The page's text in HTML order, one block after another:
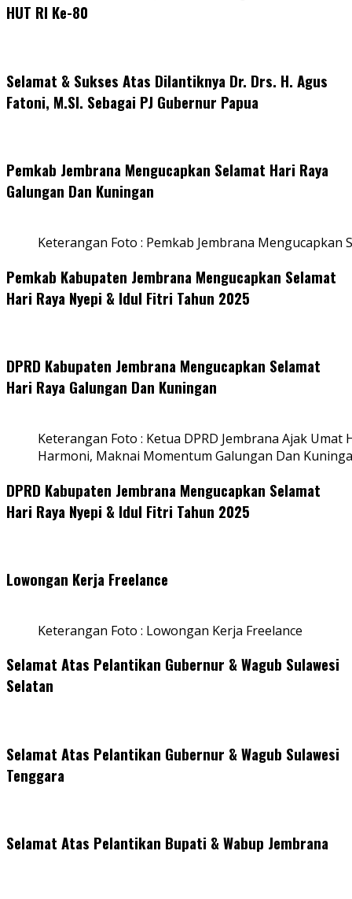
HUT RI Ke-80
Selamat & Sukses Atas Dilantiknya Dr. Drs. H. Agus
Fatoni, M.SI. Sebagai PJ Gubernur Papua
Pemkab Jembrana Mengucapkan Selamat Hari Raya
Galungan Dan Kuningan
Keterangan Foto : Pemkab Jembrana Mengucapkan
Pemkab Kabupaten Jembrana Mengucapkan Selamat
Hari Raya Nyepi & Idul Fitri Tahun 2025
DPRD Kabupaten Jembrana Mengucapkan Selamat
Hari Raya Galungan Dan Kuningan
Keterangan Foto : Ketua DPRD Jembrana Ajak
Harmoni, Maknai Momentum Galungan Dan
DPRD Kabupaten Jembrana Mengucapkan Selamat
Hari Raya Nyepi & Idul Fitri Tahun 2025
Lowongan Kerja Freelance
Keterangan Foto : Lowongan Kerja Freelance
Selamat Atas Pelantikan Gubernur & Wagub Sulawesi
Selatan
Selamat Atas Pelantikan Gubernur & Wagub Sulawesi
Tenggara
Selamat Atas Pelantikan Bupati & Wabup Jembrana